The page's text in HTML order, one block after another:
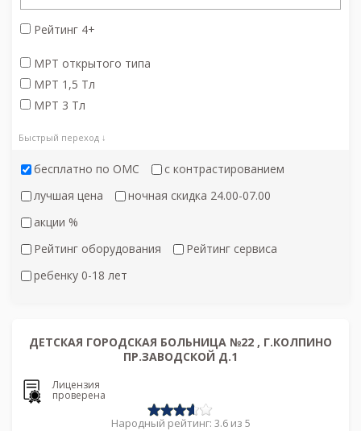
Рейтинг 4+
МРТ открытого типа
МРТ 1,5 Тл
МРТ 3 Тл
Быстрый переход ↓
бесплатно по ОМС
с контрастированием
лучшая цена
ночная скидка 24.00-07.00
акции %
Рейтинг оборудования
Рейтинг сервиса
ребенку 0-18 лет
ДЕТСКАЯ ГОРОДСКАЯ БОЛЬНИЦА №22 , Г.КОЛПИНО
ПР.ЗАВОДСКОЙ Д.1
Лицензия
проверена
Народный рейтинг: 3.6 из 5